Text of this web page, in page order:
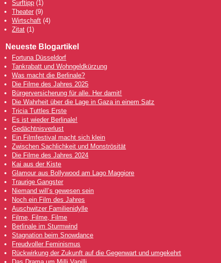
Surftipp (1)
Theater (9)
Wirtschaft (4)
Zitat (1)
Neueste Blogartikel
Fortuna Düsseldorf
Tankrabatt und Wohngeldkürzung
Was macht die Berlinale?
Die Filme des Jahres 2025
Bürgerversicherung für alle. Her damit!
Die Wahrheit über die Lage in Gaza in einem Satz
Tricia Tuttles Erste
Es ist wieder Berlinale!
Gedächtnisverlust
Ein Filmfestival macht sich klein
Zwischen Sachlichkeit und Monströsität
Die Filme des Jahres 2024
Kai aus der Kiste
Glamour aus Bollywood am Lago Maggiore
Traurige Gangster
Niemand will’s gewesen sein
Noch ein Film des Jahres
Auschwitzer Familienidylle
Filme, Filme, Filme
Berlinale im Sturmwind
Stagnation beim Snowdance
Freudvoller Feminismus
Rückwirkung der Zukunft auf die Gegenwart und umgekehrt